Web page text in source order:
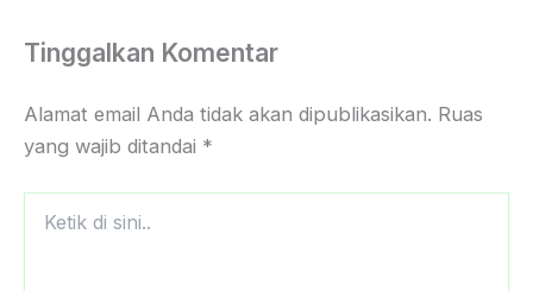
Tinggalkan Komentar
Alamat email Anda tidak akan dipublikasikan. Ruas
yang wajib ditandai *